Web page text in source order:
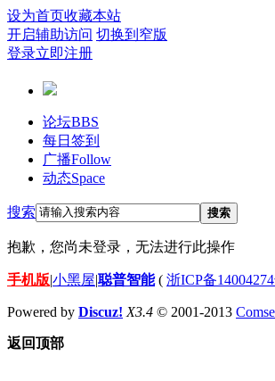
设为首页收藏本站
开启辅助访问 切换到窄版
登录立即注册
论坛BBS
每日签到
广播Follow
动态Space
搜索 搜索
抱歉，您尚未登录，无法进行此操作
手机版|小黑屋|聪普智能( 浙ICP备
Powered by Discuz! X3.4 © 2001-2013
返回顶部